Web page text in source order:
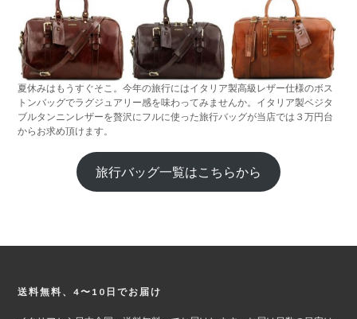
夏休みはもうすぐそこ。今年の旅行にはイタリア製高級レザー仕様のボス
トンバッグでラグジュアリー感を味わってみませんか。イタリア製ベジタ
ブルタンニンレザーを贅沢にフルに使った旅行バッグが当店では３万円台
からお求め頂けます。
旅行バッグ一覧はこちらから
Footer
送料無料、4〜10日でお届け